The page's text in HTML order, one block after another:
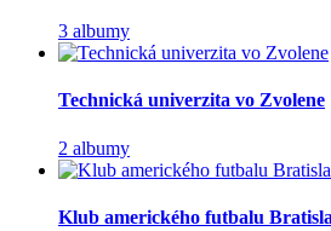
3 albumy
Technická univerzita vo Zvolene
2 albumy
Klub amerického futbalu